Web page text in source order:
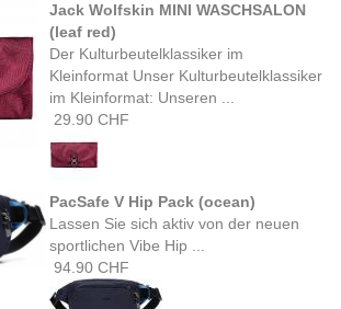
Jack Wolfskin MINI WASCHSALON
(leaf red)
Der Kulturbeutelklassiker im
Kleinformat Unser Kulturbeutelklassiker
im Kleinformat: Unseren ...
29.90 CHF
PacSafe V Hip Pack (ocean)
Lassen Sie sich aktiv von der neuen
sportlichen Vibe Hip ...
94.90 CHF